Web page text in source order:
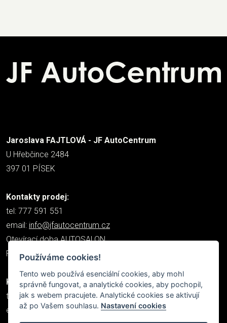
Jaroslava FAJTLOVÁ - JF AutoCentrum
U Hřebčince 2484
397 01 PÍSEK
Kontakty prodej:
tel: 777 591 551
email: info@jfautocentrum.cz
Otevírací doba AUTOSALON
Po - Pá: 7:30 - 16:00 (POLEDNÍ PAUZA 12:00 - 12:45)
Kontakt servis:
tel.: 777 050 672
email: katka@jfautocentrum.cz
Používáme cookies!
Tento web používá esenciální cookies, aby mohl
správně fungovat, a analytické cookies, aby pochopil,
jak s webem pracujete. Analytické cookies se aktivují
až po Vašem souhlasu. Nastavení cookies